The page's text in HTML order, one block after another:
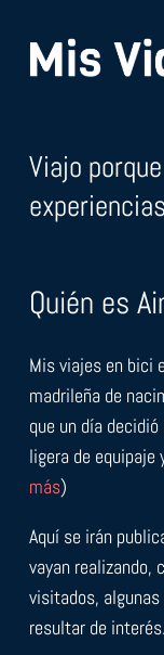
Viajo
Quién es
Mis viajes en bici
madrileña de
que un día
ligera de
más)
Aquí se irán
vayan realizando,
visitados,
resultar de interés.